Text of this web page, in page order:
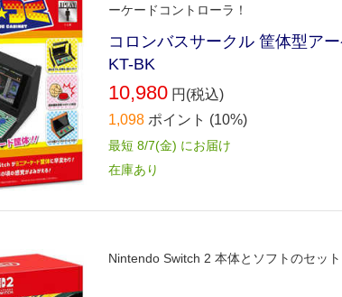
ーケードコントローラ！
コロンバスサークル 筐体型ア
KT-BK
10,980 円(税込)
1,098 ポイント (10%)
最短 8/7(金) にお届け
在庫あり
Nintendo Switch 2 本体とソフトのセット